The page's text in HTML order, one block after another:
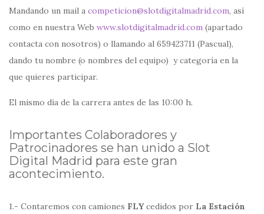
Mandando un mail a competicion@slotdigitalmadrid.com, así
como en nuestra Web www.slotdigitalmadrid.com (apartado
contacta con nosotros) o llamando al 659423711 (Pascual),
dando tu nombre (o nombres del equipo) y categoría en la
que quieres participar.
El mismo día de la carrera antes de las 10:00 h.
Importantes Colaboradores y
Patrocinadores se han unido a Slot
Digital Madrid para este gran
acontecimiento.
1.- Contaremos con camiones FLYcedidos por La Estación